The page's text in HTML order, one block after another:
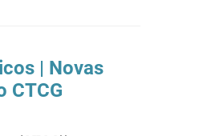
| Novas
CTCG